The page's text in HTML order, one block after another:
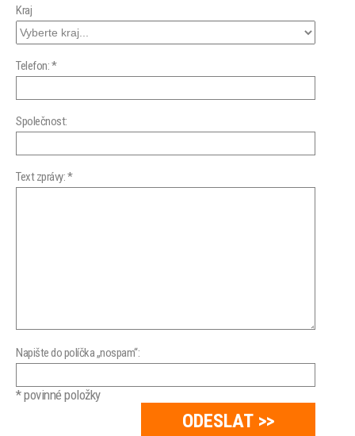
Kraj
Telefon: *
Společnost:
Text zprávy: *
Napište do políčka „nospam“:
* povinné položky